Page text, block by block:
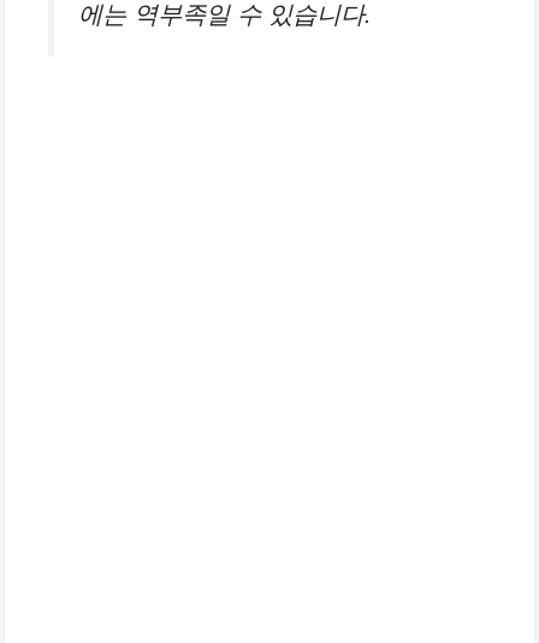
에는 역부족일 수 있습니다.